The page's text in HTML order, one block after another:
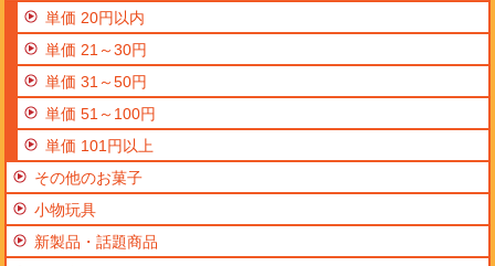
単価 20円以内
単価 21～30円
単価 31～50円
単価 51～100円
単価 101円以上
その他のお菓子
小物玩具
新製品・話題商品